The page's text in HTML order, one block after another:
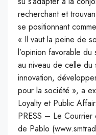
recherchant et
se positionnant
« Il vaut la peine de
l’opinion favorable
au niveau de celle
innovation,
pour la société », a
Loyalty et Public
PRESS – Le Courrier
de Pablo